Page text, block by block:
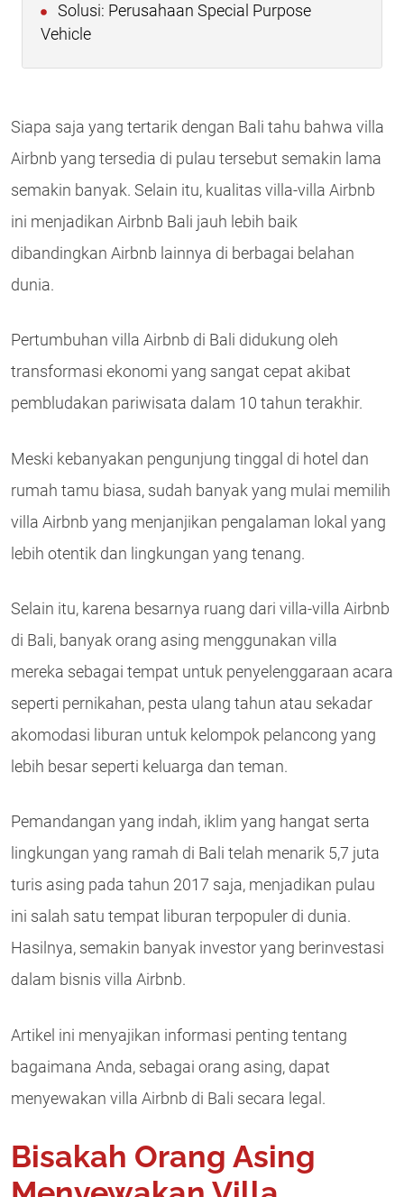
Solusi: Perusahaan Special Purpose
Vehicle
Siapa saja yang tertarik dengan Bali tahu bahwa villa
Airbnb yang tersedia di pulau tersebut semakin lama
semakin banyak. Selain itu, kualitas villa-villa Airbnb
ini menjadikan Airbnb Bali jauh lebih baik
dibandingkan Airbnb lainnya di berbagai belahan
dunia.
Pertumbuhan villa Airbnb di Bali didukung oleh
transformasi ekonomi yang sangat cepat akibat
pembludakan pariwisata dalam 10 tahun terakhir.
Meski kebanyakan pengunjung tinggal di hotel dan
rumah tamu biasa, sudah banyak yang mulai memilih
villa Airbnb yang menjanjikan pengalaman lokal yang
lebih otentik dan lingkungan yang tenang.
Selain itu, karena besarnya ruang dari villa-villa Airbnb
di Bali, banyak orang asing menggunakan villa
mereka sebagai tempat untuk penyelenggaraan acara
seperti pernikahan, pesta ulang tahun atau sekadar
akomodasi liburan untuk kelompok pelancong yang
lebih besar seperti keluarga dan teman.
Pemandangan yang indah, iklim yang hangat serta
lingkungan yang ramah di Bali telah menarik 5,7 juta
turis asing pada tahun 2017 saja, menjadikan pulau
ini salah satu tempat liburan terpopuler di dunia.
Hasilnya, semakin banyak investor yang berinvestasi
dalam bisnis villa Airbnb.
Artikel ini menyajikan informasi penting tentang
bagaimana Anda, sebagai orang asing, dapat
menyewakan villa Airbnb di Bali secara legal.
Bisakah Orang Asing